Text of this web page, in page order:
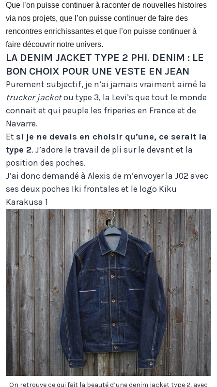
Que l’on puisse continuer à raconter de nouvelles histoires
via nos projets, que l’on puisse continuer de faire des
rencontres enrichissantes et que l’on puisse continuer à
faire découvrir notre univers.
LA DENIM JACKET TYPE 2 PHI. DENIM : LE
BON CHOIX POUR UNE VESTE EN JEAN
Purement subjectif, je n’ai jamais vraiment aimé la
trucker jacketou type 3, la Levi’s que tout le monde
connait et qui peuple les friperies en France et de
Navarre.
Et si je ne devais en choisir qu’une, ce serait la
type 2. J’adore le travail de pli sur le devant et la
position des poches.
J’ai donc demandé à Alexis de m’envoyer la J02 avec
ses deux poches Iki frontales et le logo Kiku
Karakusa 1
On retrouve ce qui fait la beauté d’une denim jacket type 2, avec